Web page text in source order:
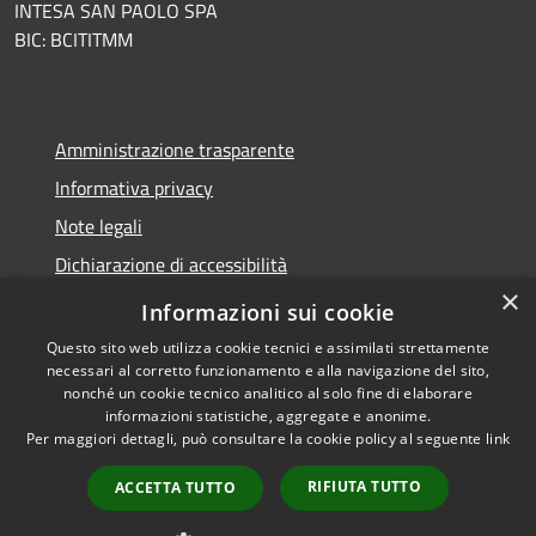
INTESA SAN PAOLO SPA
BIC: BCITITMM
Amministrazione trasparente
Informativa privacy
Note legali
Dichiarazione di accessibilità
Meccanismo di feedback
Accessibilità
Copyright © 2026 • Comune di
Borghetto d'Arroscia •
Powered byMunicipium
Accesso redazione
×
Informazioni sui cookie
Questo sito web utilizza cookie tecnici e assimilati strettamente
necessari al corretto funzionamento e alla navigazione del sito,
nonché un cookie tecnico analitico al solo fine di elaborare
informazioni statistiche, aggregate e anonime.
Per maggiori dettagli, può consultare la cookie policy al seguente link
ACCETTA TUTTO RIFIUTA TUTTO